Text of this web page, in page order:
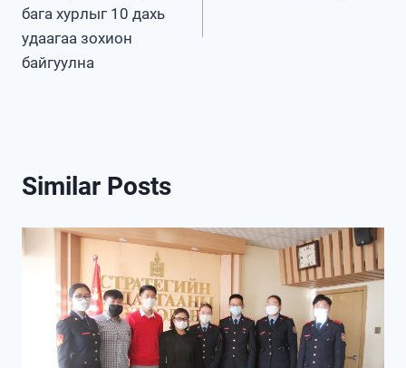
бага хурлыг 10 дахь
удаагаа зохион
байгуулна
Similar Posts